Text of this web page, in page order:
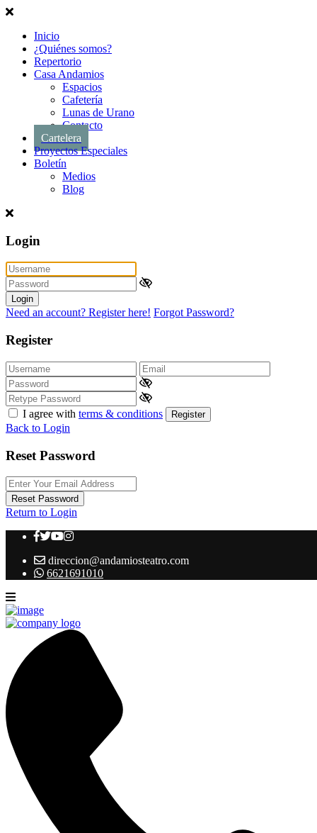
Inicio
¿Quiénes somos?
Repertorio
Casa Andamios
Espacios
Cafetería
Lunas de Urano
Contacto
Cartelera
Proyectos Especiales
Boletín
Medios
Blog
Login
Login
Need an account? Register here! Forgot Password?
Register
I agree with terms & conditions Register
Back to Login
Reset Password
Reset Password
Return to Login
direccion@andamiosteatro.com
6621691010